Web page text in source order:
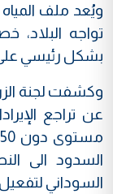
ويُعد ملف المياه
تواجه البلاد،
بشكل رئيسي على
عن تراجع
السدود الى
السوداني